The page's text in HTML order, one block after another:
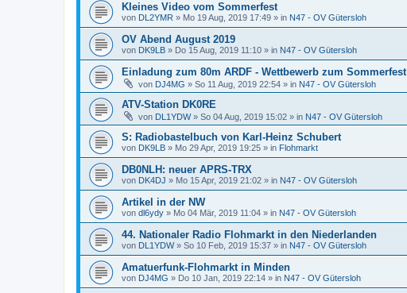
Kleines Video vom Sommerfest
von DL2YMR » Mo 19 Aug, 2019 17:49 » in N47 - OV Gütersloh
OV Abend August 2019
von DK9LB » Do 15 Aug, 2019 11:10 » in N47 - OV Gütersloh
Einladung zum 80m ARDF - Wettbewerb zum Sommerfest
von DJ4MG » So 11 Aug, 2019 22:54 » in N47 - OV Gütersloh
ATV-Station DK0RE
von DL1YDW» So 04 Aug, 2019 15:02 » in N47 - OV Gütersloh
S: Radiobastelbuch von Karl-Heinz Schubert
von DK9LB » Mo 29 Apr, 2019 19:25 » in Flohmarkt
DB0NLH: neuer APRS-TRX
von DK4DJ » Mo 15 Apr, 2019 21:02 » in N47 - OV Gütersloh
Artikel in der NW
von dl6ydy » Mo 04 Mär, 2019 11:04 » in N47 - OV Gütersloh
44. Nationaler Radio Flohmarkt in den Niederlanden
von DL1YDW» So 10 Feb, 2019 15:37 » in N47 - OV Gütersloh
Amatuerfunk-Flohmarkt in Minden
von DJ4MG » Do 10 Jan, 2019 22:14 » in N47 - OV Gütersloh